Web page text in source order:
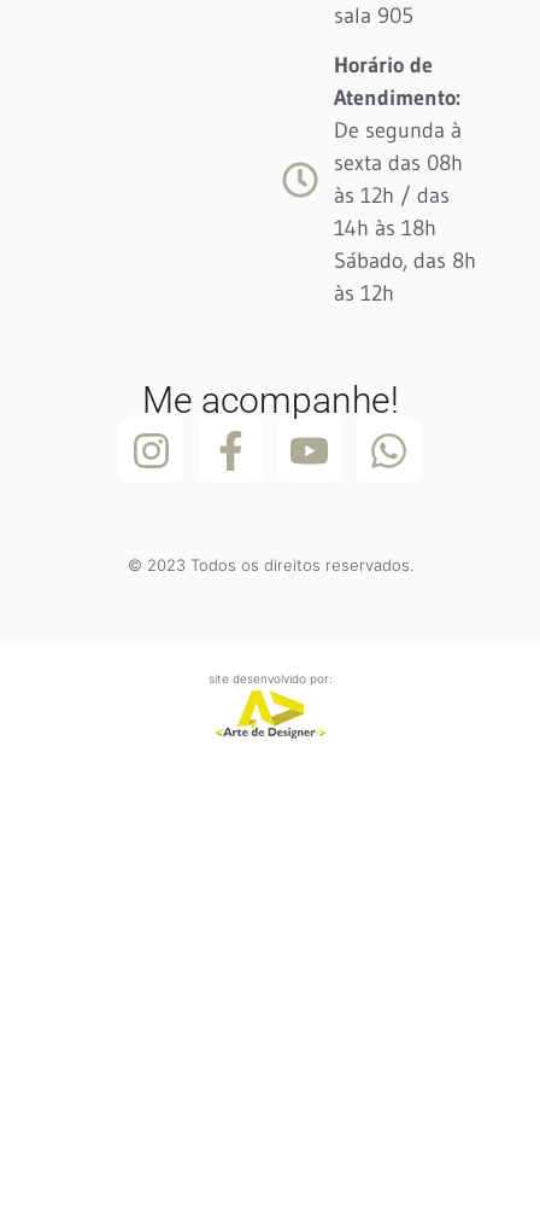
sala 905
Horário de
Atendimento:
De segunda à
sexta das 08h
às 12h / das
14h às 18h
Sábado, das 8h
às 12h
Me acompanhe!
© 2023 Todos os direitos reservados.
site desenvolvido por: